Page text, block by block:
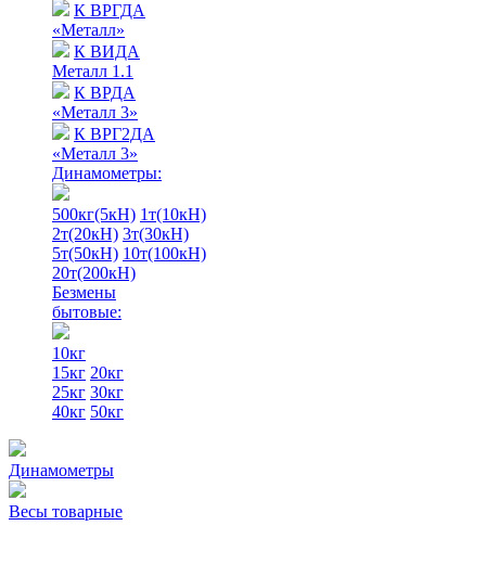
К ВРГДА
«Металл»
К ВИДА
Металл 1.1
К ВРДА
«Металл 3»
К ВРГ2ДА
«Металл 3»
Динамометры:
500кг(5кН) 1т(10кН)
2т(20кН) 3т(30кН)
5т(50кН) 10т(100кН)
20т(200кН)
Безмены
бытовые:
10кг
15кг 20кг
25кг 30кг
40кг 50кг
Динамометры
Весы товарные